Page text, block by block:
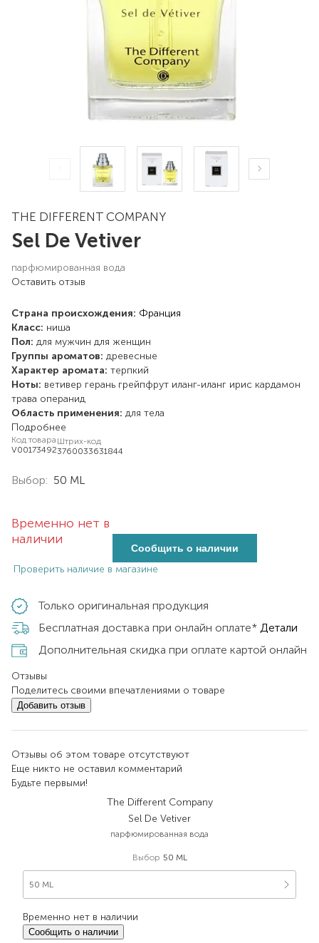
THE DIFFERENT COMPANY
Sel De Vetiver
парфюмированная вода
Оставить отзыв
Страна происхождения: Франция
Класс: ниша
Пол: для мужчин для женщин
Группы ароматов: древесные
Характер аромата: терпкий
Ноты: ветивер герань грейпфрут иланг-иланг ирис кардамон
трава операнид
Область применения: для тела
Подробнее
Код товара
V00173492
Штрих-код
3760033631844
Выбор: 50 ML
Временно нет в
наличии
Сообщить о наличии
Проверить наличие в магазине
Только оригинальная продукция
Бесплатная доставка при онлайн оплате* Детали
Дополнительная скидка при оплате картой онлайн
Отзывы
Поделитесь своими впечатлениями о товаре
Добавить отзыв
Отзывы об этом товаре отсутствуют
Еще никто не оставил комментарий
Будьте первыми!
The Different Company
Sel De Vetiver
парфюмированная вода
Выбор 50 ML
50 ML
Временно нет в наличии
Сообщить о наличии